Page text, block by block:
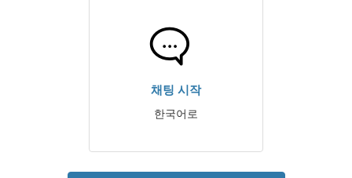
채팅 시작
한국어로